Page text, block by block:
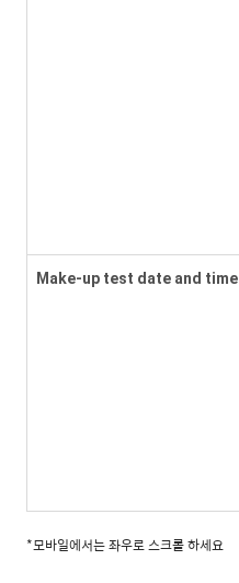
Make-up test date and time
*모바일에서는 좌우로 스크롤 하세요